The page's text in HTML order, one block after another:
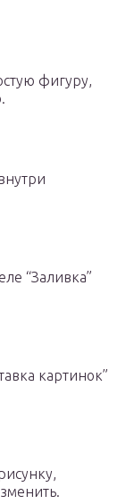
фигуру,
“Заливка”
картинок”